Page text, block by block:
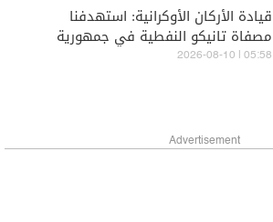
قيادة الأركان الأوكرانية: استهدفنا
مصفاة تانيكو النفطية في جمهورية
تترستان الروسية
05:58 | 2026-08-10
Advertisement